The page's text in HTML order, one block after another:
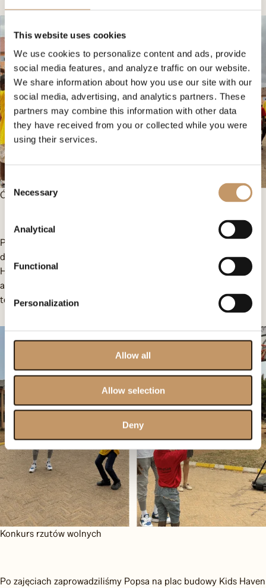
This website uses cookies
We use cookies to personalize content and ads, provide
social media features, and analyze traffic on our website.
We share information about how you use our site with our
social media, advertising, and analytics partners. These
partners may combine this information with other data
they have received from you or collected while you were
using their services.
Consent
Selection
Necessary
Analytical
Functional
Personalization
Allow all
Allow selection
Deny
Ćwiczenia praktyczne
Pod koniec zajęć Pops zaplanował konkurs rzutów wolnych, ale
dla teamu Omenaa Foundation oraz kadry nauczycielskiej.
Honor Kids Haven School obroniła Sharon, nasza nauczycielka,
ale od tego momentu największy koszykarski talent wśród
teamu OF.
Konkurs rzutów wolnych
Po zajęciach zaprowadziliśmy Popsa na plac budowy Kids Haven